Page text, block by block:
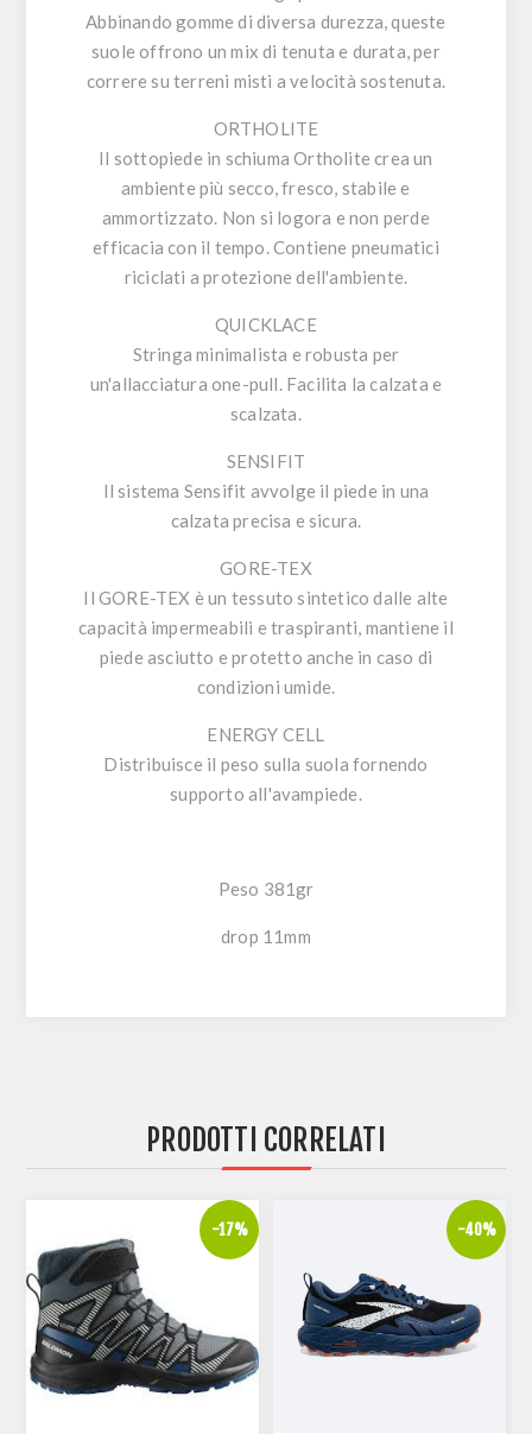
Abbinando gomme di diversa durezza, queste
suole offrono un mix di tenuta e durata, per
correre su terreni misti a velocità sostenuta.
ORTHOLITE
Il sottopiede in schiuma Ortholite crea un
ambiente più secco, fresco, stabile e
ammortizzato. Non si logora e non perde
efficacia con il tempo. Contiene pneumatici
riciclati a protezione dell'ambiente.
QUICKLACE
Stringa minimalista e robusta per
un'allacciatura one-pull. Facilita la calzata e
scalzata.
SENSIFIT
Il sistema Sensifit avvolge il piede in una
calzata precisa e sicura.
GORE-TEX
Il GORE-TEX è un tessuto sintetico dalle alte
capacità impermeabili e traspiranti, mantiene il
piede asciutto e protetto anche in caso di
condizioni umide.
ENERGY CELL
Distribuisce il peso sulla suola fornendo
supporto all'avampiede.
Peso 381gr
drop 11mm
PRODOTTI CORRELATI
-17% -40%